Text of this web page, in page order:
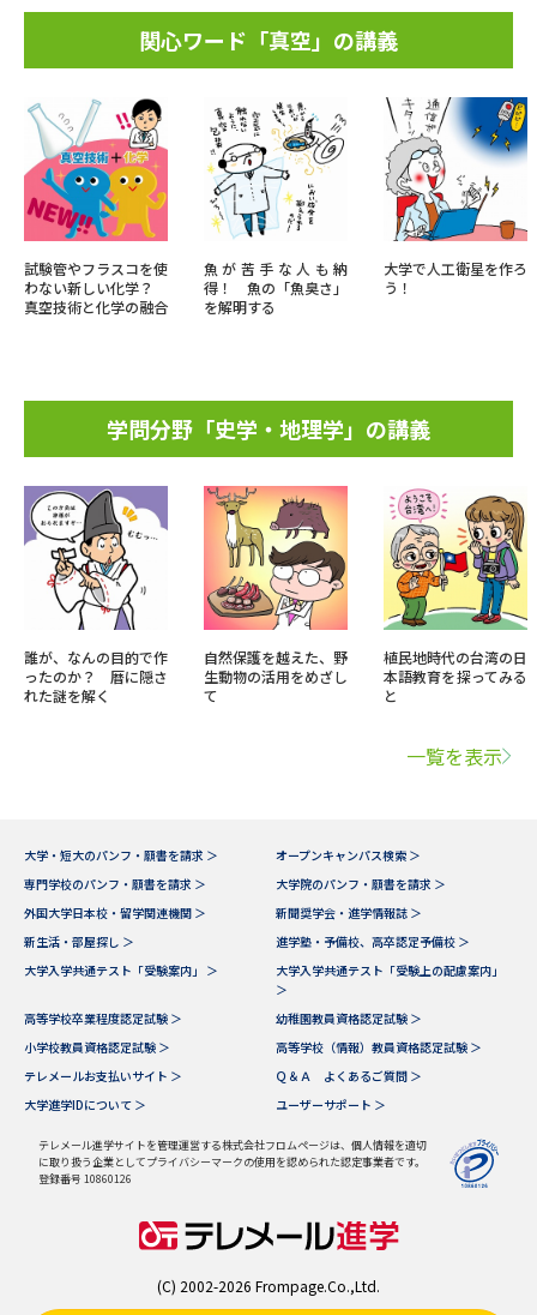
関心ワード「真空」の講義
試験管やフラスコを使
わない新しい化学？
真空技術と化学の融合
魚が苦手な人も納
得！ 魚の「魚臭さ」
を解明する
大学で人工衛星を作ろ
う！
学問分野「史学・地理学」の講義
誰が、なんの目的で作
ったのか？ 暦に隠さ
れた謎を解く
自然保護を越えた、野
生動物の活用をめざし
て
植民地時代の台湾の日
本語教育を探ってみる
と
一覧を表示
大学・短大のパンフ・願書を請求 ＞
オープンキャンパス検索 ＞
専門学校のパンフ・願書を請求 ＞
大学院のパンフ・願書を請求 ＞
外国大学日本校・留学関連機関 ＞
新聞奨学会・進学情報誌 ＞
新生活・部屋探し ＞
進学塾・予備校、高卒認定予備校 ＞
大学入学共通テスト「受験案内」 ＞
大学入学共通テスト「受験上の配慮案内」
＞
高等学校卒業程度認定試験 ＞
幼稚園教員資格認定試験 ＞
小学校教員資格認定試験 ＞
高等学校（情報）教員資格認定試験 ＞
テレメールお支払いサイト ＞
Ｑ＆Ａ よくあるご質問 ＞
大学進学IDについて ＞
ユーザーサポート ＞
テレメール進学サイトを管理運営する株式会社フロムページは、個人情報を適切
に取り扱う企業としてプライバシーマークの使用を認められた認定事業者です。
登録番号 10860126
(C) 2002-2026 Frompage.Co.,Ltd.